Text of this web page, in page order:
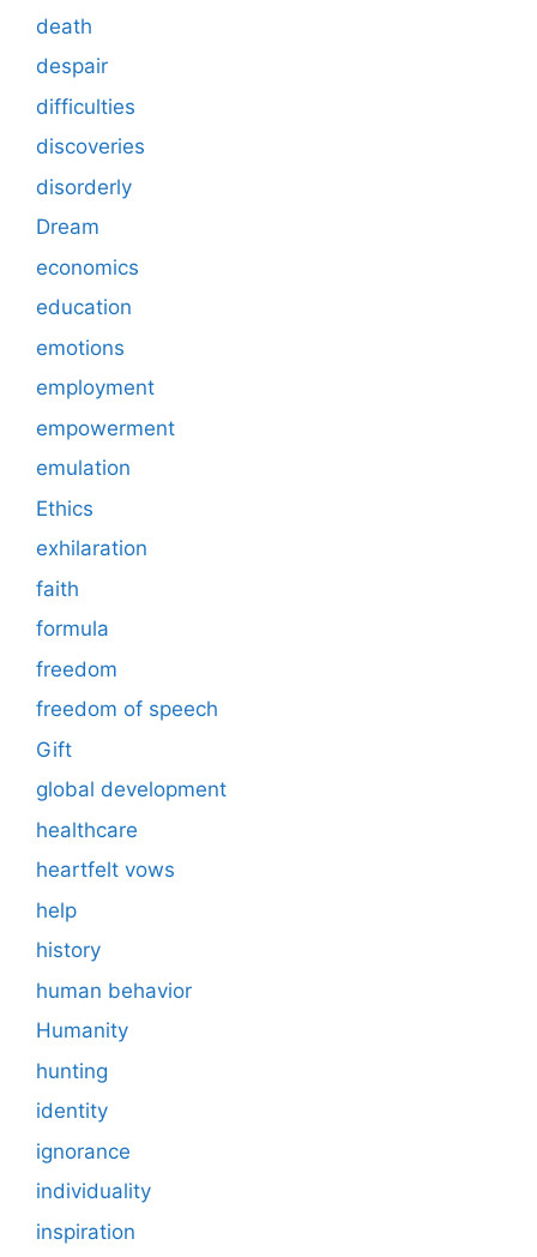
death
despair
difficulties
discoveries
disorderly
Dream
economics
education
emotions
employment
empowerment
emulation
Ethics
exhilaration
faith
formula
freedom
freedom of speech
Gift
global development
healthcare
heartfelt vows
help
history
human behavior
Humanity
hunting
identity
ignorance
individuality
inspiration